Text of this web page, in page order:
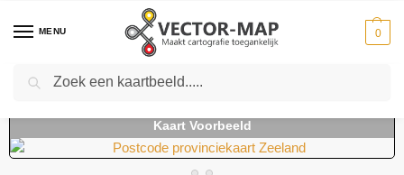
MENU 0
Home Kaarten - Provinciekaarten